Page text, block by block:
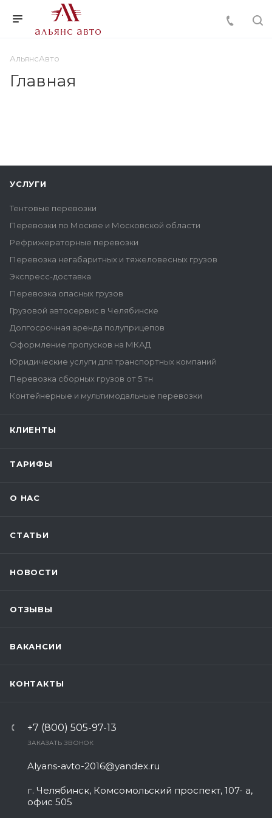
АльянсАвто
Главная
УСЛУГИ
Тентовые перевозки
Перевозки по Москве и Московской области
Рефрижераторные перевозки
Перевозка негабаритных и тяжеловесных грузов
Экспресс-доставка
Перевозка опасных грузов
Грузовой автосервис в Челябинске
Долгосрочная аренда полуприцепов
Оформление пропусков на МКАД
Юридические услуги для транспортных компаний
Перевозка сборных грузов от 5 тн
Контейнерные и мультимодальные перевозки
КЛИЕНТЫ
ТАРИФЫ
О НАС
СТАТЬИ
НОВОСТИ
ОТЗЫВЫ
ВАКАНСИИ
КОНТАКТЫ
+7 (800) 505-97-13
ЗАКАЗАТЬ ЗВОНОК
Alyans-avto-2016@yandex.ru
г. Челябинск, Комсомольский проспект, 107- а,
офис 505